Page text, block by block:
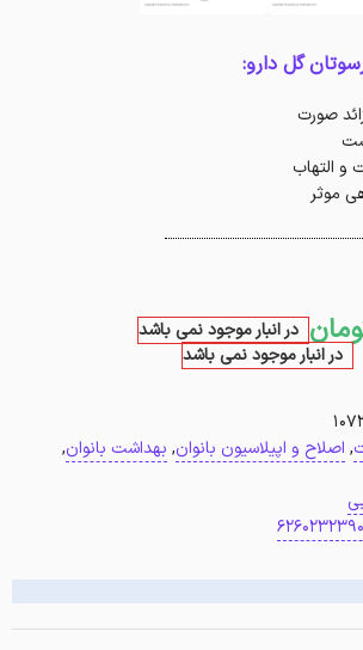
گل دارو:
صورت
التهاب
موثر
در انبار موجود نمی باشد
در انبار موجود نمی باشد
, اصلاح و اپیلاسیون بانوان, بهداشت بانوان,